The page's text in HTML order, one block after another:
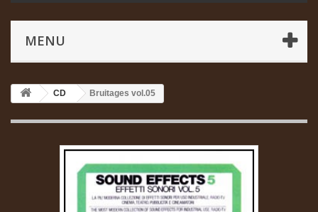
MENU
CD Bruitages vol.05